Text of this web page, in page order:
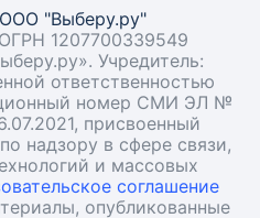
"Выберу.ру"
1207700339549
Учредитель:
ответственностью
номер СМИ ЭЛ №
присвоенный
надзору в сфере связи,
и массовых
соглашение
опубликованные